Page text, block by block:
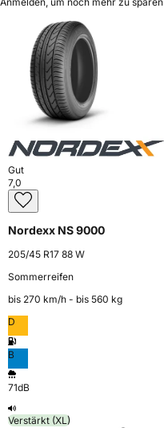
Gut
7,0
Nordexx NS 9000
205/45 R17 88 W
Sommerreifen
bis 270 km⁠/⁠h - bis 560 kg
D
B
71dB
Verstärkt (XL)